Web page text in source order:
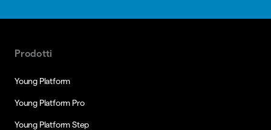
Prodotti
Young Platform
Young Platform Pro
Young Platform Step